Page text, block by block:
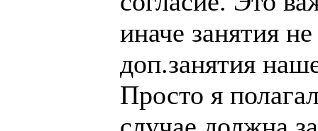
иначе занятия
доп.занятия
Просто я